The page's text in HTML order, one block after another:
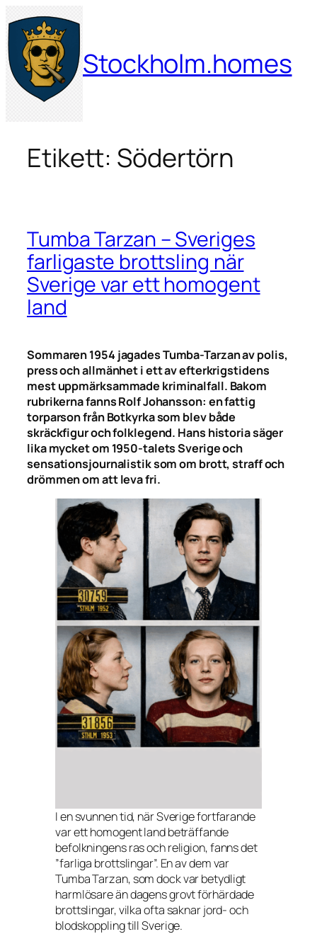
Hoppa
till
innehåll
Stockholm.homes
Etikett: Södertörn
Tumba Tarzan – Sveriges
farligaste brottsling när
Sverige var ett homogent
land
Sommaren 1954 jagades Tumba-Tarzan av polis,
press och allmänhet i ett av efterkrigstidens
mest uppmärksammade kriminalfall. Bakom
rubrikerna fanns Rolf Johansson: en fattig
torparson från Botkyrka som blev både
skräckfigur och folklegend. Hans historia säger
lika mycket om 1950-talets Sverige och
sensationsjournalistik som om brott, straff och
drömmen om att leva fri.
I en svunnen tid, när Sverige fortfarande
var ett homogent land beträffande
befolkningens ras och religion, fanns det
”farliga brottslingar”. En av dem var
Tumba Tarzan, som dock var betydligt
harmlösare än dagens grovt förhärdade
brottslingar, vilka ofta saknar jord- och
blodskoppling till Sverige.